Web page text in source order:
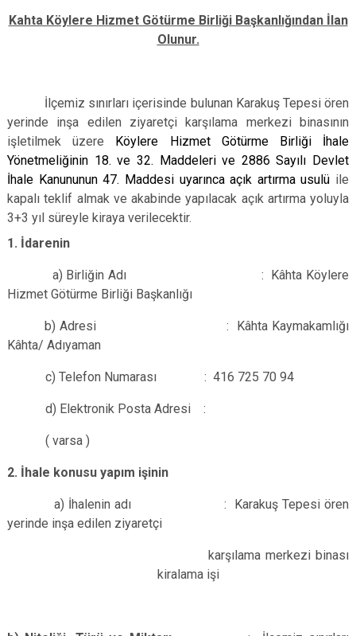
Kahta Köylere Hizmet Götürme Birliği Başkanlığından İlan
Olunur.
İlçemiz sınırları içerisinde bulunan Karakuş Tepesi ören
yerinde inşa edilen ziyaretçi karşılama merkezi binasının
işletilmek üzere Köylere Hizmet Götürme Birliği İhale
Yönetmeliğinin 18. ve 32. Maddeleri ve 2886 Sayılı Devlet
İhale Kanununun 47. Maddesi uyarınca açık artırma usulü ile
kapalı teklif almak ve akabinde yapılacak açık artırma yoluyla
3+3 yıl süreyle kiraya verilecektir.
1. İdarenin
a) Birliğin Adı : Kâhta Köylere
Hizmet Götürme Birliği Başkanlığı
b) Adresi : Kâhta Kaymakamlığı
Kâhta/ Adıyaman
c) Telefon Numarası : 416 725 70 94
d) Elektronik Posta Adresi :
( varsa )
2. İhale konusu yapım işinin
a) İhalenin adı : Karakuş Tepesi ören
yerinde inşa edilen ziyaretçi
karşılama merkezi binası
kiralama işi